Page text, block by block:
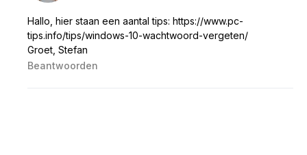
Hallo, hier staan een aantal tips: https://www.pc-
tips.info/tips/windows-10-wachtwoord-vergeten/
Groet, Stefan
Beantwoorden